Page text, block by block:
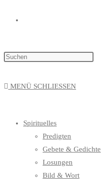
MENÜ SCHLIESSEN
Spirituelles
Predigten
Gebete & Gedichte
Losungen
Bild & Wort